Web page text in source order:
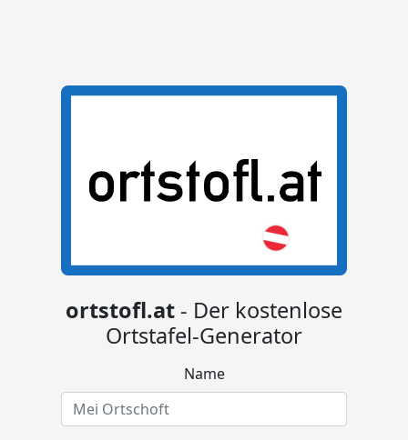
ortstofl.at - Der kostenlose
Ortstafel-Generator
Name